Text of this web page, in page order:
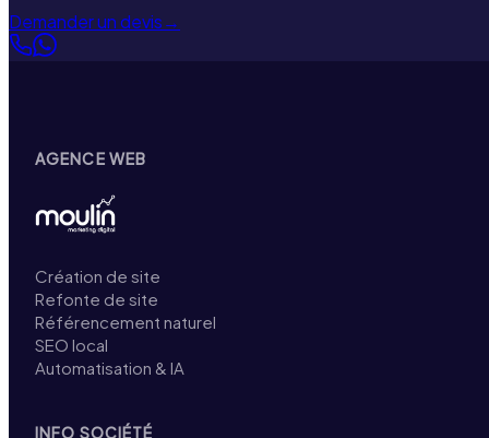
Demander un devis→
AGENCE WEB
Création de site
Refonte de site
Référencement naturel
SEO local
Automatisation & IA
INFO SOCIÉTÉ